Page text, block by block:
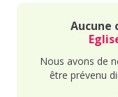
Aucune
Nous avons de
être prévenu